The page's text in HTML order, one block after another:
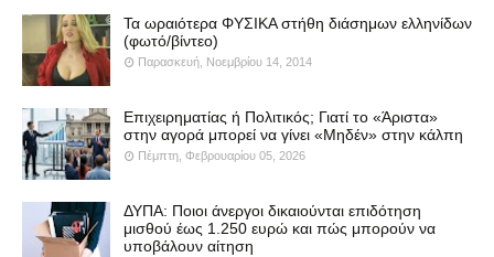
Τα ωραιότερα ΦΥΣΙΚΑ στήθη διάσημων ελληνίδων
(φωτό/βίντεο)
Παρασκευή, Νοεμβρίου 14, 2014
Επιχειρηματίας ή Πολιτικός; Γιατί το «Άριστα»
στην αγορά μπορεί να γίνει «Μηδέν» στην κάλπη
Πέμπτη, Φεβρουαρίου 05, 2026
ΔΥΠΑ: Ποιοι άνεργοι δικαιούνται επιδότηση
μισθού έως 1.250 ευρώ και πώς μπορούν να
υποβάλουν αίτηση